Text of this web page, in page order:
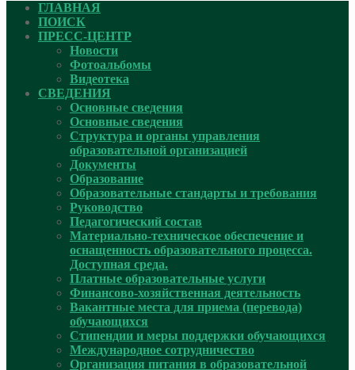
ГЛАВНАЯ
ПОИСК
ПРЕСС-ЦЕНТР
Новости
Фотоальбомы
Видеотека
СВЕДЕНИЯ
Основные сведения
Основные сведения
Структура и органы управления
образовательной организацией
Документы
Образование
Образовательные стандарты и требования
Руководcтво
Педагогический состав
Материально-техническое обеспечение и
оснащенность образовательного процесса.
Доступная среда.
Платные образовательные услуги
Финансово-хозяйственная деятельность
Вакантные места для приема (перевода)
обучающихся
Стипендии и меры поддержки обучающихся
Международное сотрудничество
Организация питания в образовательной